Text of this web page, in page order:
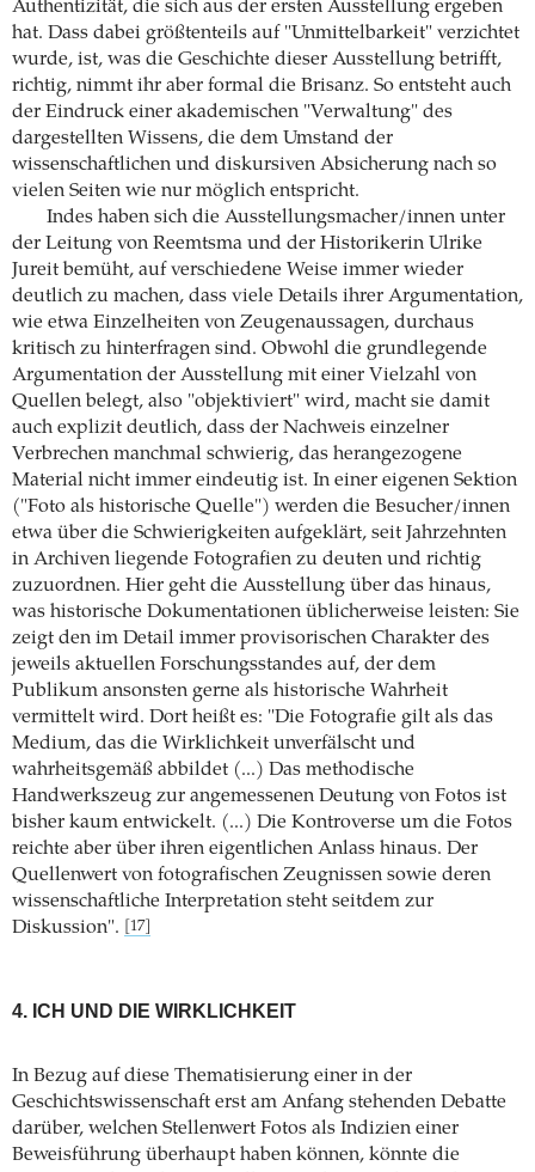
Authentizität, die sich aus der ersten Ausstellung ergeben
hat. Dass dabei größtenteils auf "Unmittelbarkeit" verzichtet
wurde, ist, was die Geschichte dieser Ausstellung betrifft,
richtig, nimmt ihr aber formal die Brisanz. So entsteht auch
der Eindruck einer akademischen "Verwaltung" des
dargestellten Wissens, die dem Umstand der
wissenschaftlichen und diskursiven Absicherung nach so
vielen Seiten wie nur möglich entspricht.
Indes haben sich die Ausstellungsmacher/innen unter
der Leitung von Reemtsma und der Historikerin Ulrike
Jureit bemüht, auf verschiedene Weise immer wieder
deutlich zu machen, dass viele Details ihrer Argumentation,
wie etwa Einzelheiten von Zeugenaussagen, durchaus
kritisch zu hinterfragen sind. Obwohl die grundlegende
Argumentation der Ausstellung mit einer Vielzahl von
Quellen belegt, also "objektiviert" wird, macht sie damit
auch explizit deutlich, dass der Nachweis einzelner
Verbrechen manchmal schwierig, das herangezogene
Material nicht immer eindeutig ist. In einer eigenen Sektion
("Foto als historische Quelle") werden die Besucher/innen
etwa über die Schwierigkeiten aufgeklärt, seit Jahrzehnten
in Archiven liegende Fotografien zu deuten und richtig
zuzuordnen. Hier geht die Ausstellung über das hinaus,
was historische Dokumentationen üblicherweise leisten: Sie
zeigt den im Detail immer provisorischen Charakter des
jeweils aktuellen Forschungsstandes auf, der dem
Publikum ansonsten gerne als historische Wahrheit
vermittelt wird. Dort heißt es: "Die Fotografie gilt als das
Medium, das die Wirklichkeit unverfälscht und
wahrheitsgemäß abbildet (...) Das methodische
Handwerkszeug zur angemessenen Deutung von Fotos ist
bisher kaum entwickelt. (...) Die Kontroverse um die Fotos
reichte aber über ihren eigentlichen Anlass hinaus. Der
Quellenwert von fotografischen Zeugnissen sowie deren
wissenschaftliche Interpretation steht seitdem zur
Diskussion".
[17]
4. ICH UND DIE WIRKLICHKEIT
In Bezug auf diese Thematisierung einer in der
Geschichtswissenschaft erst am Anfang stehenden Debatte
darüber, welchen Stellenwert Fotos als Indizien einer
Beweisführung überhaupt haben können, könnte die